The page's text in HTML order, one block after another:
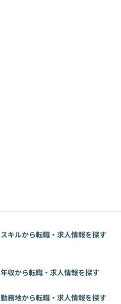
スキルから転職・求人情報を探す
年収から転職・求人情報を探す
勤務地から転職・求人情報を探す